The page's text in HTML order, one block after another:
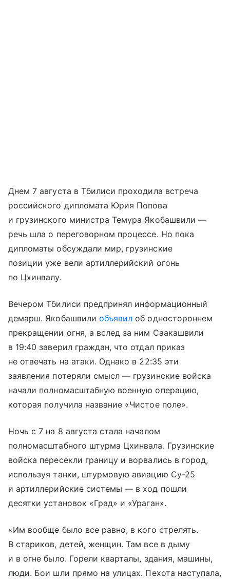
Днем 7 августа в Тбилиси проходила встреча
российского дипломата Юрия Попова
и грузинского министра Темура Якобашвили —
речь шла о переговорном процессе. Но пока
дипломаты обсуждали мир, грузинские
позиции уже вели артиллерийский огонь
по Цхинвалу.
Вечером Тбилиси предпринял информационный
демарш. Якобашвили объявил об одностороннем
прекращении огня, а вслед за ним Саакашвили
в 19:40 заверил граждан, что отдал приказ
не отвечать на атаки. Однако в 22:35 эти
заявления потеряли смысл — грузинские войска
начали полномасштабную военную операцию,
которая получила название «Чистое поле».
Ночь с 7 на 8 августа стала началом
полномасштабного штурма Цхинвала. Грузинские
войска пересекли границу и ворвались в город,
используя танки, штурмовую авиацию Су-25
и артиллерийские системы — в ход пошли
десятки установок «Град» и «Ураган».
«Им вообще было все равно, в кого стрелять.
В стариков, детей, женщин. Там все в дыму
и в огне было. Горели кварталы, здания, машины,
люди. Бои шли прямо на улицах. Пехота наступала,